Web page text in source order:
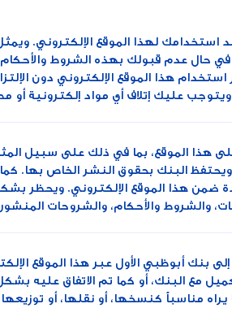
استخدامك لهذا الموقع الإلكتروني.
حال عدم قبولك بهذه الشروط
استخدام هذا الموقع الإلكتروني دون
عليك إتلاف أي مواد إلكترونية
الموقع، بما في ذلك على سبيل المثل
البنك بحقوق النشر الخاص بها. كما
ضمن هذا الموقع الإلكتروني. ويحظر
والشروط والأحكام، والشروحات
بنك أبوظبي الأول عبر هذا الموقع
مع البنك، أو كما تم الاتفاق
مناسباً كنسخها، أو نقلها، أو